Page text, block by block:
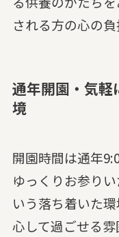
される方の心の負
通年開園・気軽
境
開園時間は通年
ゆっくりお参り
いう落ち着いた
心して過ごせる